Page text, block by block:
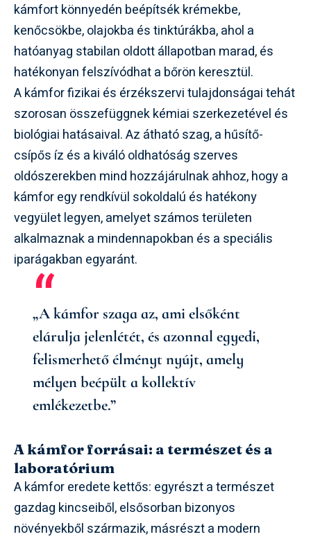
kámfort könnyedén beépítsék krémekbe,
kenőcsökbe, olajokba és tinktúrákba, ahol a
hatóanyag stabilan oldott állapotban marad, és
hatékonyan felszívódhat a bőrön keresztül.
A kámfor fizikai és érzékszervi tulajdonságai tehát
szorosan összefüggnek kémiai szerkezetével és
biológiai hatásaival. Az átható szag, a hűsítő-
csípős íz és a kiváló oldhatóság szerves
oldószerekben mind hozzájárulnak ahhoz, hogy a
kámfor egy rendkívül sokoldalú és hatékony
vegyület legyen, amelyet számos területen
alkalmaznak a mindennapokban és a speciális
iparágakban egyaránt.
„A kámfor szaga az, ami elsőként
elárulja jelenlétét, és azonnal egyedi,
felismerhető élményt nyújt, amely
mélyen beépült a kollektív
emlékezetbe.”
A kámfor forrásai: a természet és a
laboratórium
A kámfor eredete kettős: egyrészt a természet
gazdag kincseiből, elsősorban bizonyos
növényekből származik, másrészt a modern